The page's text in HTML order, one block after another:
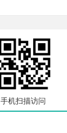
手机扫描访问